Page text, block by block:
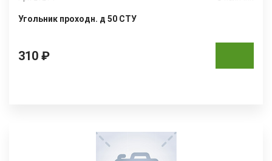
Угольник проходн. д 50 СТУ
310 ₽